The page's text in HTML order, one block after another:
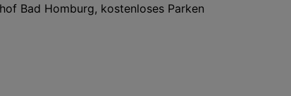
Bad Homburg, kostenloses Parken